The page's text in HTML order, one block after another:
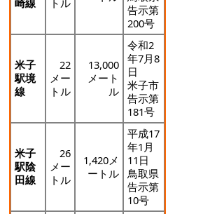
崎線
トル
告示第
200号
米子
駅境
線
22
メー
トル
13,000
メート
ル
令和2
年7月8
日
米子市
告示第
181号
米子
駅陰
田線
26
メー
トル
1,420メ
ートル
平成17
年1月
11日
鳥取県
告示第
10号